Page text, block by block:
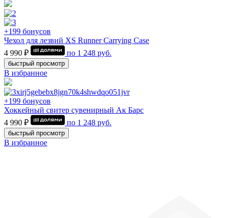
+199 бонусов
Чехол для лезвий XS Runner Carrying Case
4 990 ₽
по 1 248 руб.
быстрый просмотр
В избранное
+199 бонусов
Хоккейный свитер сувенирный Ак Барс
4 990 ₽
по 1 248 руб.
быстрый просмотр
В избранное